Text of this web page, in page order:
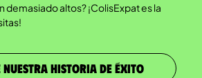
demasiado altos? ¡ColisExpat es la
NUESTRA HISTORIA DE ÉXITO